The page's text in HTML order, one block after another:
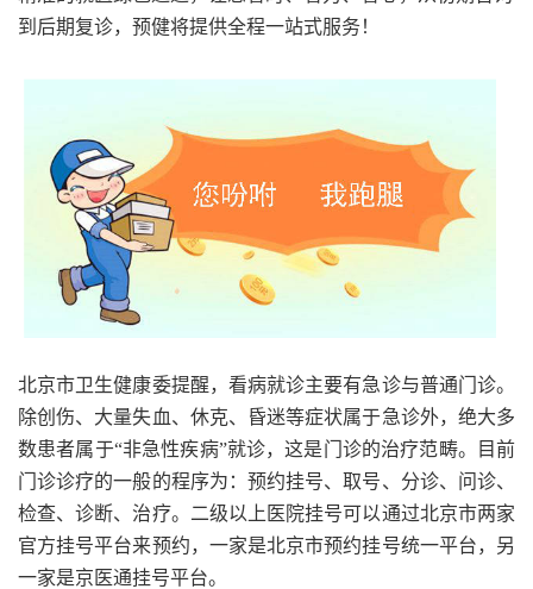
到后期复诊，预健将提供全程一站式服务！
北京市卫生健康委提醒，看病就诊主要有急诊与普通门诊。
除创伤、大量失血、休克、昏迷等症状属于急诊外，绝大多
数患者属于“非急性疾病”就诊，这是门诊的治疗范畴。目前
门诊诊疗的一般的程序为：预约挂号、取号、分诊、问诊、
检查、诊断、治疗。二级以上医院挂号可以通过北京市两家
官方挂号平台来预约，一家是北京市预约挂号统一平台，另
一家是京医通挂号平台。